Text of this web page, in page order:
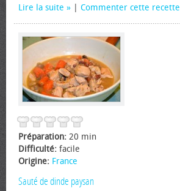
Lire la suite Commenter cette recette
Préparation: 20 min
Difficulté: facile
Origine: France
Sauté de dinde paysan